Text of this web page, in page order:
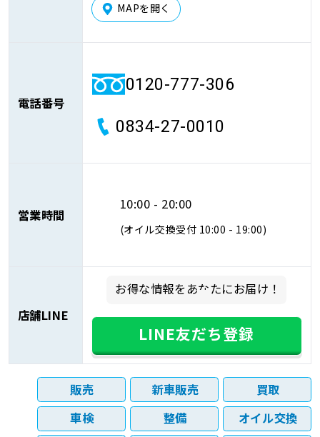
0120-733-500
MAPを開く
電話番号
0120-777-306
0834-27-0010
営業時間
10:00 - 20:00
(オイル交換受付 10:00 - 19:00)
店舗LINE
お得な情報をあなたにお届け！
LINE友だち登録
販売 新車販売
買取
車検
整備
オイル交換